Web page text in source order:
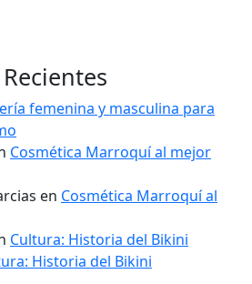
femenina y masculina para
Cosmética Marroquí al mejor
en Cosmética Marroquí al
Cultura: Historia del Bikini
Historia del Bikini